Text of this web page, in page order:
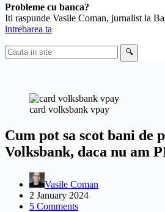
Probleme cu banca?
Iti raspunde Vasile Coman, jurnalist la
intrebarea ta
Cauta
in
🔍
card volksbank vpay
Cum pot sa scot bani de
Volksbank, daca nu am
Vasile Coman
2 January 2024
5 Comments